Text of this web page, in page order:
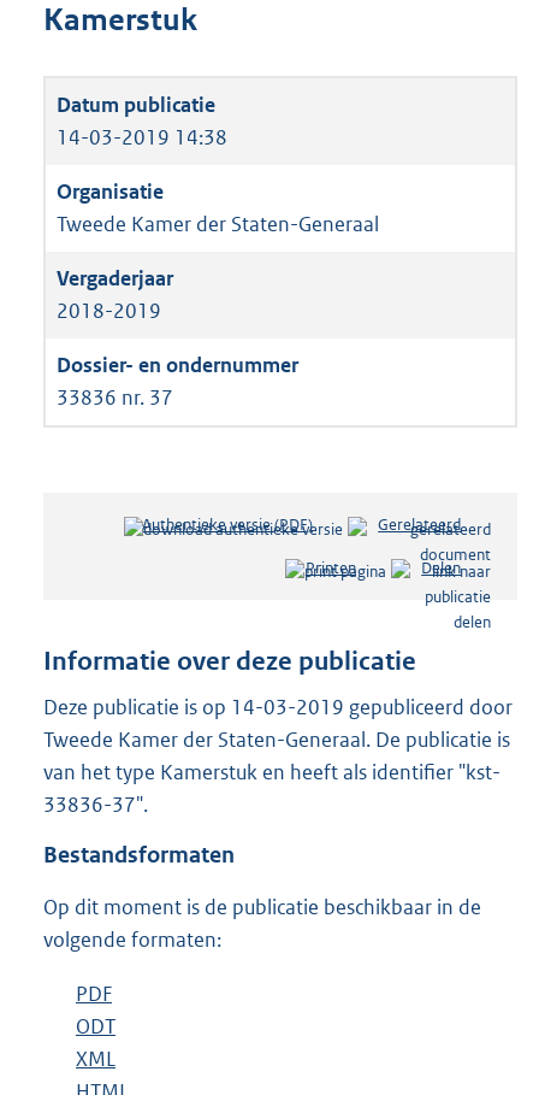
Kamerstuk
14-03-2019 14:38
Tweede Kamer der Staten-Generaal
2018-2019
33836 nr. 37
Authentieke versie (PDF)b
s
d
s
r
o
:
Gerelateerd
Printen Delen
Informatie over deze publicatie
Deze publicatie is op 14-03-2019 gepubliceerd door
Tweede Kamer der Staten-Generaal. De publicatie is
van het type Kamerstuk en heeft als identifier "kst-
33836-37".
Bestandsformaten
Op dit moment is de publicatie beschikbaar in de
volgende formaten:
D
o
w
PDF
e
s
D
o
ODT
D
XML